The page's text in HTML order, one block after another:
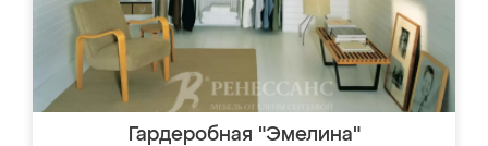
Гардеробная "Эмелина"